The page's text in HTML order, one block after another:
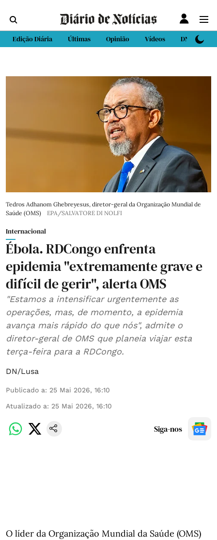
Edição Diária Últimas Opinião Vídeos DN Sport
Tedros Adhanom Ghebreyesus, diretor-geral da Organização Mundial de
Saúde (OMS)
EPA/SALVATORE DI NOLFI
Internacional
Ébola. RDCongo enfrenta
epidemia "extremamente grave e
difícil de gerir", alerta OMS
"Estamos a intensificar urgentemente as
operações, mas, de momento, a epidemia
avança mais rápido do que nós", admite o
diretor-geral de OMS que planeia viajar esta
terça-feira para a RDCongo.
DN/Lusa
Publicado a: 25 Mai 2026, 16:10
Atualizado a: 25 Mai 2026, 16:10
Siga-nos
O líder da Organização Mundial da Saúde (OMS)